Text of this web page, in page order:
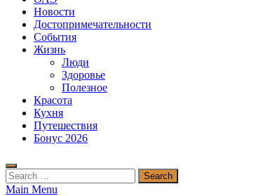
Новости
Достопримечательности
События
Жизнь
Люди
Здоровье
Полезное
Красота
Кухня
Путешествия
Бонус 2026
Search
for:
Main Menu